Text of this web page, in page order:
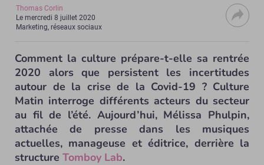
Thomas Corlin
Lemercredi 8 juillet 2020
Marketing, réseaux sociaux
Comment la culture prépare-t-elle sa rentrée
2020 alors que persistent les incertitudes
autour de la crise de la Covid-19 ? Culture
Matin interroge différents acteurs du secteur
au fil de l’été. Aujourd’hui, Mélissa Phulpin,
attachée de presse dans les musiques
actuelles, manageuse et éditrice, derrière la
structure Tomboy Lab.